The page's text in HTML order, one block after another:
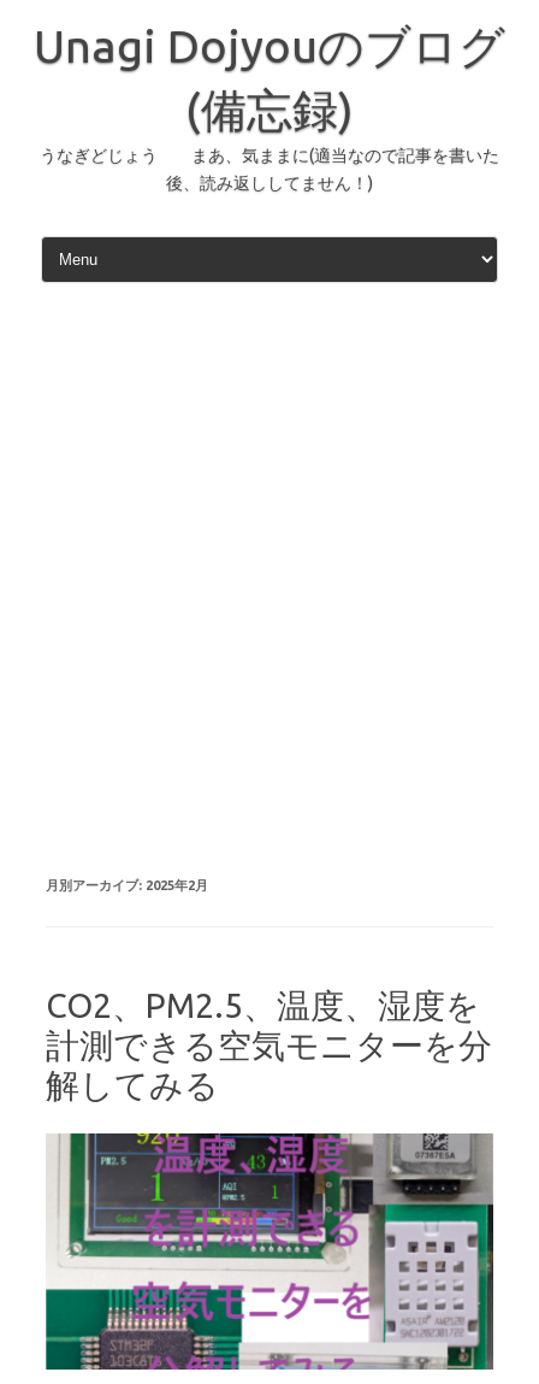
ン
プ
Unagi Dojyouのブログ
(備忘録)
うなぎどじょう まあ、気ままに(適当なので記事を書いた
後、読み返ししてません！)
月別アーカイブ: 2025年2月
CO2、PM2.5、温度、湿度を
計測できる空気モニターを分
解してみる